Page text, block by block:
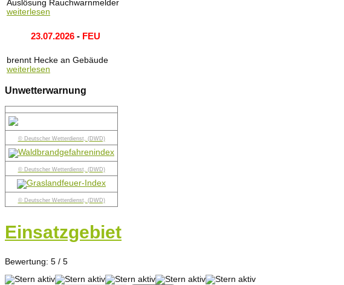
Auslösung Rauchwarnmelder
weiterlesen
23.07.2026- FEU
brennt Hecke an Gebäude
weiterlesen
Unwetterwarnung
© Deutscher Wetterdienst, (DWD)
© Deutscher Wetterdienst, (DWD)
© Deutscher Wetterdienst, (DWD)
Einsatzgebiet
Bewertung: 5 / 5